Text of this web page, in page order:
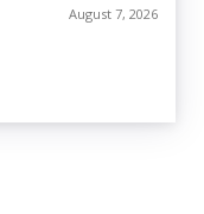
August 7, 2026